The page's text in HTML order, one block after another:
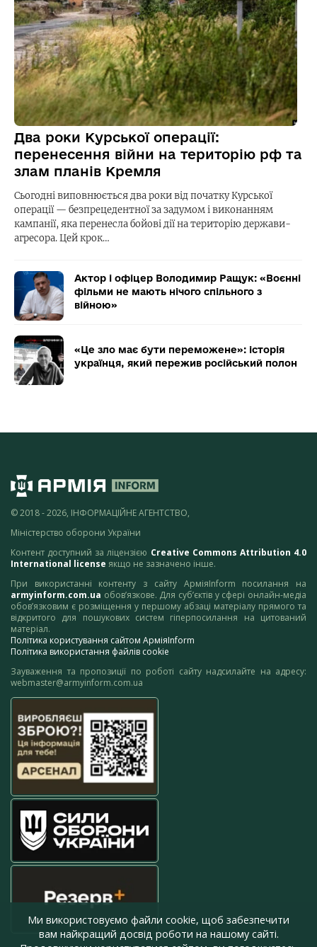
Два роки Курської операції:
перенесення війни на територію рф та
злам планів Кремля
Сьогодні виповнюється два роки від початку Курської
операції — безпрецедентної за задумом і виконанням
кампанії, яка перенесла бойові дії на територію держави-
агресора. Цей крок…
Актор і офіцер Володимир Ращук: «Воєнні
фільми не мають нічого спільного з
війною»
«Це зло має бути переможене»: історія
українця, який пережив російський полон
© 2018 - 2026, ІНФОРМАЦІЙНЕ АГЕНТСТВО,
Міністерство оборони України
Контент доступний за ліцензією Creative Commons Attribution 4.0
International license якщо не зазначено інше.
При використанні контенту з сайту АрміяInform посилання на
armyinform.com.ua обов’язкове. Для суб’єктів у сфері онлайн-медіа
обов’язковим є розміщення у першому абзаці матеріалу прямого та
відкритого для пошукових систем гіперпосилання на цитований
матеріал.
Політика користування сайтом АрміяInform
Політика використання файлів cookie
Зауваження та пропозиції по роботі сайту надсилайте на адресу:
webmaster@armyinform.com.ua
Ми використовуємо файли cookie, щоб забезпечити
вам найкращий досвід роботи на нашому сайті.